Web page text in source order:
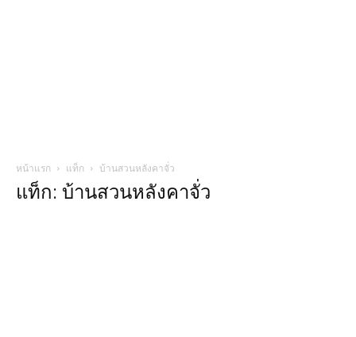
หน้าแรก แท็ก บ้านสวนหลังคาจั่ว
แท็ก: บ้านสวนหลังคาจั่ว